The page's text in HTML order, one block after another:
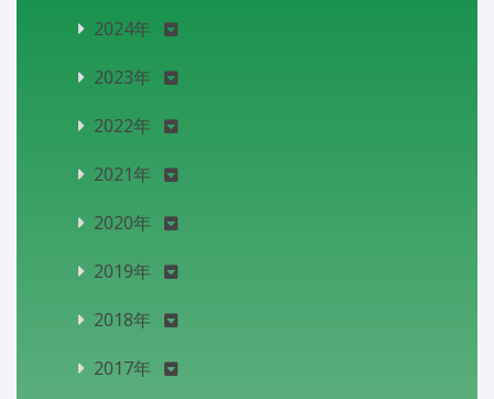
2024年
2023年
2022年
2021年
2020年
2019年
2018年
2017年